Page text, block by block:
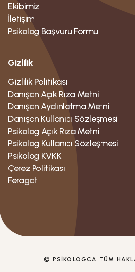
Ekibimiz
İletişim
Psikolog Bașvuru Formu
Gizlilik
Gizlilik Politikası
Danışan Açık Rıza Metni
Danışan Aydınlatma Metni
Danışan Kullanıcı Sözleşmesi
Psikolog Açık Rıza Metni
Psikolog Kullanıcı Sözleşmesi
Psikolog KVKK
Çerez Politikası
Feragat
© PSIKOLOGCA TÜM